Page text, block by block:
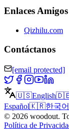
Enlaces Amigos
Qizhilu.com
Contáctanos
[email protected]
🇺🇸English
Español🇰🇷한국어
© 2026 woodout.
Política de